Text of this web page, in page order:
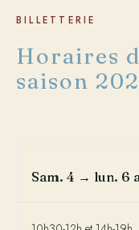
BILLETTERIE
Horaires
saison
Sam. 4 → lun. 6